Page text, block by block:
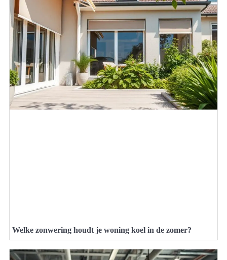
Welke zonwering houdt je woning koel in de zomer?